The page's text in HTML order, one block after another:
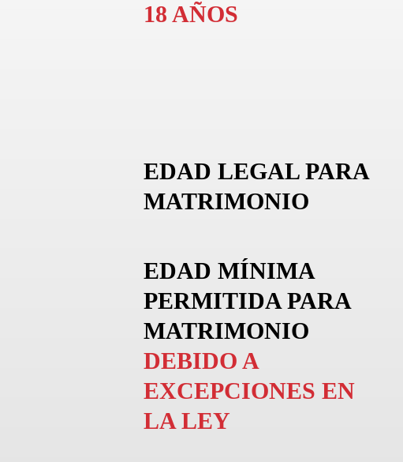
18 AÑOS
EDAD LEGAL PARA
MATRIMONIO
EDAD MÍNIMA
PERMITIDA PARA
MATRIMONIO
DEBIDO A
EXCEPCIONES EN
LA LEY